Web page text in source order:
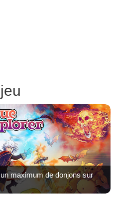
maximum de donjons sur